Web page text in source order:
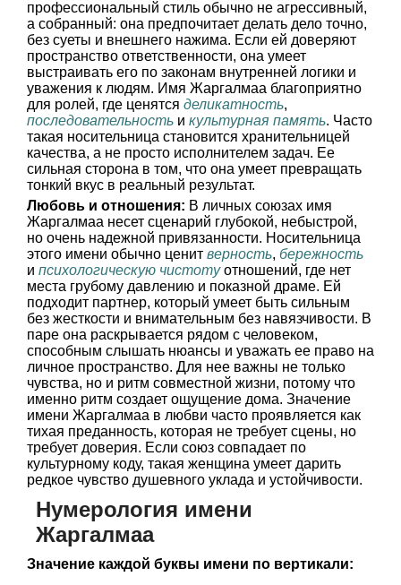
профессиональный стиль обычно не агрессивный,
а собранный: она предпочитает делать дело точно,
без суеты и внешнего нажима. Если ей доверяют
пространство ответственности, она умеет
выстраивать его по законам внутренней логики и
уважения к людям. Имя Жаргалмаа благоприятно
для ролей, где ценятся деликатность,
последовательность и культурная память. Часто
такая носительница становится хранительницей
качества, а не просто исполнителем задач. Ее
сильная сторона в том, что она умеет превращать
тонкий вкус в реальный результат.
Любовь и отношения: В личных союзах имя
Жаргалмаа несет сценарий глубокой, небыстрой,
но очень надежной привязанности. Носительница
этого имени обычно ценит верность, бережность
и психологическую чистотуотношений, где нет
места грубому давлению и показной драме. Ей
подходит партнер, который умеет быть сильным
без жесткости и внимательным без навязчивости. В
паре она раскрывается рядом с человеком,
способным слышать нюансы и уважать ее право на
личное пространство. Для нее важны не только
чувства, но и ритм совместной жизни, потому что
именно ритм создает ощущение дома. Значение
имени Жаргалмаа в любви часто проявляется как
тихая преданность, которая не требует сцены, но
требует доверия. Если союз совпадает по
культурному коду, такая женщина умеет дарить
редкое чувство душевного уклада и устойчивости.
Нумерология имени
Жаргалмаа
Значение каждой буквы имени по вертикали: